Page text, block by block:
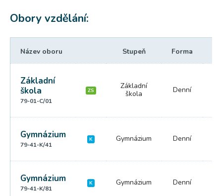
Obory vzdělání:
Název oboru Stupeň Forma
Základní
škola
79-01-C/01
ZS
Základní
škola
Denní
Gymnázium
79-41-K/41
K Gymnázium Denní
Gymnázium
79-41-K/81
K Gymnázium Denní